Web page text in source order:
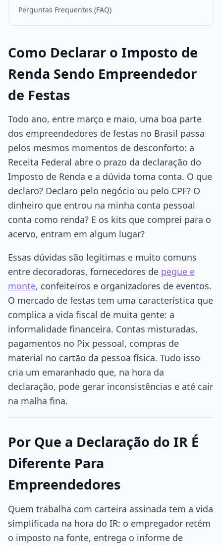
Perguntas Frequentes (FAQ)
Como Declarar o Imposto de
Renda Sendo Empreendedor
de Festas
Todo ano, entre março e maio, uma boa parte
dos empreendedores de festas no Brasil passa
pelos mesmos momentos de desconforto: a
Receita Federal abre o prazo da declaração do
Imposto de Renda e a dúvida toma conta. O que
declaro? Declaro pelo negócio ou pelo CPF? O
dinheiro que entrou na minha conta pessoal
conta como renda? E os kits que comprei para o
acervo, entram em algum lugar?
Essas dúvidas são legítimas e muito comuns
entre decoradoras, fornecedores de pegue e
monte, confeiteiros e organizadores de eventos.
O mercado de festas tem uma característica que
complica a vida fiscal de muita gente: a
informalidade financeira. Contas misturadas,
pagamentos no Pix pessoal, compras de
material no cartão da pessoa física. Tudo isso
cria um emaranhado que, na hora da
declaração, pode gerar inconsistências e até cair
na malha fina.
Por Que a Declaração do IR É
Diferente Para
Empreendedores
Quem trabalha com carteira assinada tem a vida
simplificada na hora do IR: o empregador retém
o imposto na fonte, entrega o informe de